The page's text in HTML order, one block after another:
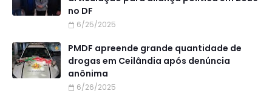
no DF
6/25/2025
PMDF apreende grande quantidade de
drogas em Ceilândia após denúncia
anônima
6/26/2025